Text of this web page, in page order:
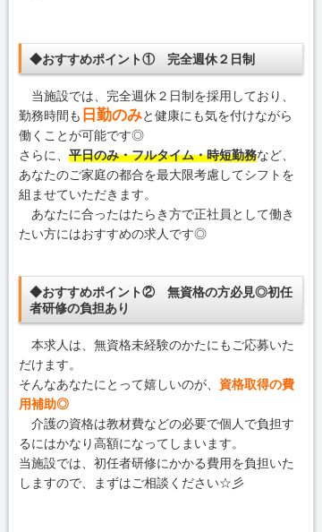
◆おすすめポイント① 完全週休２日制
当施設では、完全週休２日制を採用しており、
勤務時間も 日勤のみと健康にも気を付けながら
働くことが可能です◎
さらに、平日のみ・フルタイム・時短勤務など、
あなたのご家庭の都合を最大限考慮してシフトを
組ませていただきます。
あなたに合ったはたらき方で正社員として働き
たい方にはおすすめの求人です◎
◆おすすめポイント② 無資格の方必見◎初任
者研修の負担あり
本求人は、無資格未経験のかたにもご応募いた
だけます。
そんなあなたにとって嬉しいのが、 資格取得の費
用補助◎
介護の資格は教材費などの必要で個人で負担す
るにはかなり高額になってしまいます。
当施設では、初任者研修にかかる費用を負担いた
しますので、まずはご相談ください☆彡